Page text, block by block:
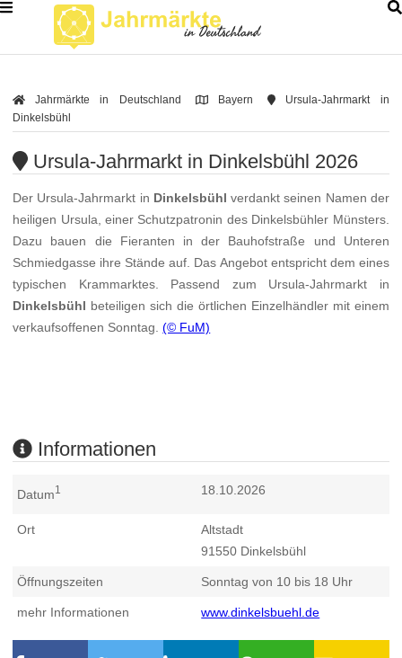
Jahrmärkte in Deutschland Bayern
Ursula-Jahrmarkt in
Dinkelsbühl
Ursula-Jahrmarkt in Dinkelsbühl 2026
Der Ursula-Jahrmarkt in Dinkelsbühl verdankt seinen Namen der
heiligen Ursula, einer Schutzpatronin des Dinkelsbühler Münsters.
Dazu bauen die Fieranten in der Bauhofstraße und Unteren
Schmiedgasse ihre Stände auf. Das Angebot entspricht dem eines
typischen Krammarktes. Passend zum Ursula-Jahrmarkt in
Dinkelsbühl beteiligen sich die örtlichen Einzelhändler mit einem
verkaufsoffenen Sonntag.(© FuM)
Informationen
Datum1 18.10.2026
Ort
Altstadt
91550 Dinkelsbühl
Öffnungszeiten Sonntag von 10 bis 18 Uhr
mehr Informationen www.dinkelsbuehl.de